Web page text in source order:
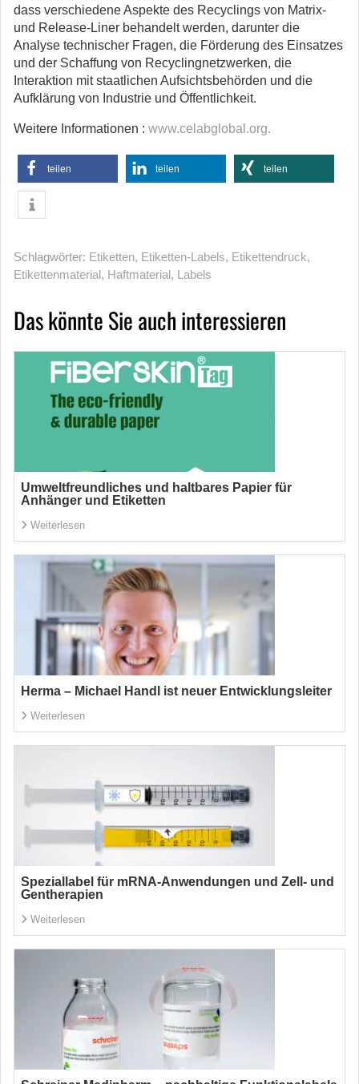
dass verschiedene Aspekte des Recyclings von Matrix-
und Release-Liner behandelt werden, darunter die
Analyse technischer Fragen, die Förderung des Einsatzes
und der Schaffung von Recyclingnetzwerken, die
Interaktion mit staatlichen Aufsichtsbehörden und die
Aufklärung von Industrie und Öffentlichkeit.
Weitere Informationen : www.celabglobal.org.
teilen teilen teilen
Schlagwörter: Etiketten, Etiketten-Labels, Etikettendruck,
Etikettenmaterial, Haftmaterial, Labels
Das könnte Sie auch interessieren
Umweltfreundliches und haltbares Papier für
Anhänger und Etiketten
Weiterlesen
Herma – Michael Handl ist neuer Entwicklungsleiter
Weiterlesen
Speziallabel für mRNA-Anwendungen und Zell- und
Gentherapien
Weiterlesen